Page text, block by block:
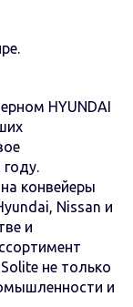
HYUNDAI
конвейеры
Nissan и
и
не только
и